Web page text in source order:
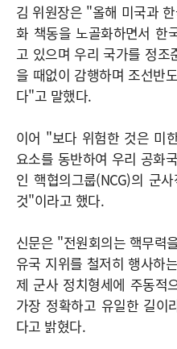
김 위원장은 "올해 미국과
화 책동을 노골화하면서 한
고 있으며 우리 국가를 정조
을 때없이 감행하며 조선반
다"고 말했다.
이어 "보다 위험한 것은 미
요소를 동반하여 우리 공화
인 핵협의그룹(NCG)의 군
것"이라고 했다.
신문은 "전원회의는 핵무력
유국 지위를 철저히 행사하
제 군사 정치형세에 주동적
가장 정확하고 유일한 길이
다고 밝혔다.